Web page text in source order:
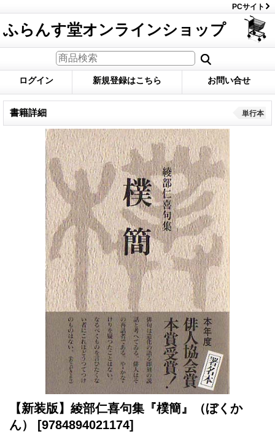
PCサイト
ふらんす堂オンラインショップ
ログイン 新規登録はこちら お問い合せ
書籍詳細 単行本
【新装版】綾部仁喜句集『樸簡』（ぼくか
ん）
[9784894021174]